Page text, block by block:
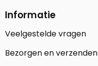
Informatie
Veelgestelde vragen
Bezorgen en verzenden